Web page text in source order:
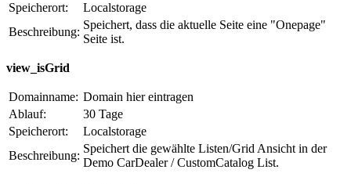
Speicherort:
Localstorage
Beschreibung:
Speichert, dass die aktuelle Seite eine "Onepage"
Seite ist.
view_isGrid
Domainname: Domain hier eintragen
Ablauf:
30 Tage
Speicherort:
Localstorage
Beschreibung:
Speichert die gewählte Listen/Grid Ansicht in der
Demo CarDealer / CustomCatalog List.